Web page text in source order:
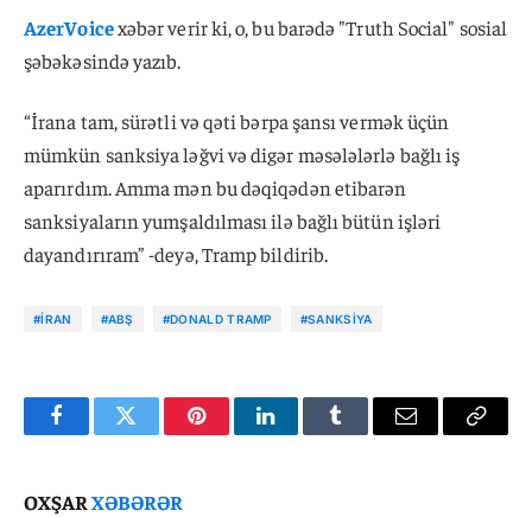
AzerVoicexəbər verir ki, o, bu barədə "Truth Social" sosial
şəbəkəsində yazıb.
“İrana tam, sürətli və qəti bərpa şansı vermək üçün
mümkün sanksiya ləğvi və digər məsələlərlə bağlı iş
aparırdım. Amma mən bu dəqiqədən etibarən
sanksiyaların yumşaldılması ilə bağlı bütün işləri
dayandırıram” -deyə, Tramp bildirib.
#İRAN #ABŞ #DONALD TRAMP #SANKSIYA
FacebookTwitter PinterestLinkedInTumblr Email
Copy
OXŞARXƏBƏRƏR